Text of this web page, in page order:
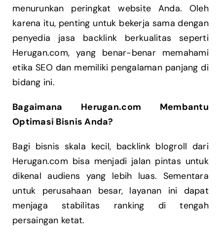
menurunkan peringkat website Anda. Oleh
karena itu, penting untuk bekerja sama dengan
penyedia jasa backlink berkualitas seperti
Herugan.com, yang benar-benar memahami
etika SEO dan memiliki pengalaman panjang di
bidang ini.
Bagaimana Herugan.com Membantu
Optimasi Bisnis Anda?
Bagi bisnis skala kecil, backlink blogroll dari
Herugan.com bisa menjadi jalan pintas untuk
dikenal audiens yang lebih luas. Sementara
untuk perusahaan besar, layanan ini dapat
menjaga stabilitas ranking di tengah
persaingan ketat.